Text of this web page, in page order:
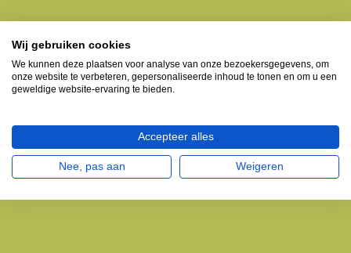
Wij gebruiken cookies
We kunnen deze plaatsen voor analyse van onze bezoekersgegevens, om
onze website te verbeteren, gepersonaliseerde inhoud te tonen en om u een
geweldige website-ervaring te bieden.
Accepteer alles
Nee, pas aan Weigeren